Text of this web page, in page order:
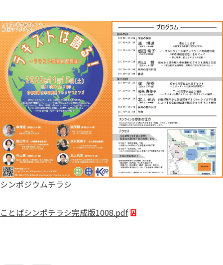
シンポジウムチラシ
ことばシンポチラシ完成版1008.pdf